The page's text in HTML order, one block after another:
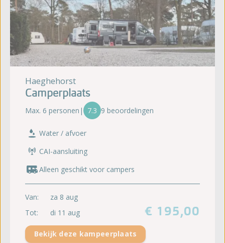
Haeghehorst
Camperplaats
Max. 6 personen | 7.3 9 beoordelingen
Water / afvoer
CAI-aansluiting
Alleen geschikt voor campers
Van:
za 8 aug
Tot:
di 11 aug € 195,00
Bekijk deze kampeerplaats